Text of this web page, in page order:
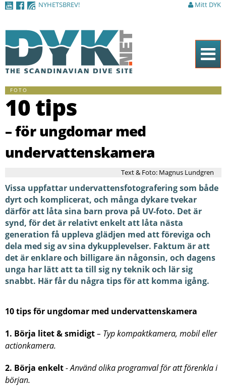
NYHETSBREV! Mitt DYK
Hem
Tidningen
Nyheter
Artiklar
DYK Guiden
Kontakt
Sök
FOTO
10 tips
– för ungdomar med
undervattenskamera
Text & Foto: Magnus Lundgren
Vissa uppfattar undervattensfotografering som både
dyrt och komplicerat, och många dykare tvekar
därför att låta sina barn prova på UV-foto. Det är
synd, för det är relativt enkelt att låta nästa
generation få uppleva glädjen med att föreviga och
dela med sig av sina dykupplevelser. Faktum är att
det är enklare och billigare än någonsin, och dagens
unga har lätt att ta till sig ny teknik och lär sig
snabbt. Här får du några tips för att komma igång.
10 tips för ungdomar med undervattenskamera
1. Börja litet & smidigt– Typ kompaktkamera, mobil eller
actionkamera.
2. Börja enkelt- Använd olika programval för att förenkla i
början.